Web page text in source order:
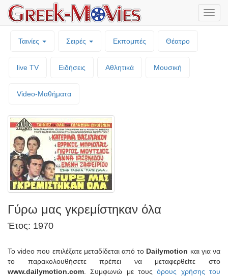
Ταινίες Σειρές Εκπομπές Θέατρο
live TV Ειδήσεις Αθλητικά Μουσική
Video-Mαθήματα
Γύρω μας γκρεμίστηκαν όλα
Έτος: 1970
Το video που επιλέξατε μεταδίδεται από το Dailymotion και για να
το παρακολουθήσετε πρέπει να μεταφερθείτε στο
www.dailymotion.com . Συμφωνώ με τουςόρους χρήσης του